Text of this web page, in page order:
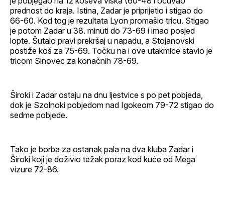
prednost do kraja. Istina, Zadar je priprijetio i stigao do
66-60. Kod tog je rezultata Lyon promašio tricu. Stigao
je potom Zadar u 38. minuti do 73-69 i imao posjed
lopte. Šutalo pravi prekršaj u napadu, a Stojanovski
postiže koš za 75-69. Točku na i ove utakmice stavio je
tricom Sinovec za konačnih 78-69.
Široki i Zadar ostaju na dnu ljestvice s po pet pobjeda,
dok je Szolnoki pobjedom nad Igokeom 79-72 stigao do
sedme pobjede.
Tako je borba za ostanak pala na dva kluba Zadar i
Široki koji je doživio težak poraz kod kuće od Mega
vizure 72-86.